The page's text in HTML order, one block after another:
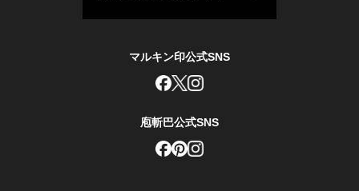
マルキン印公式SNS
庖斬巴公式SNS